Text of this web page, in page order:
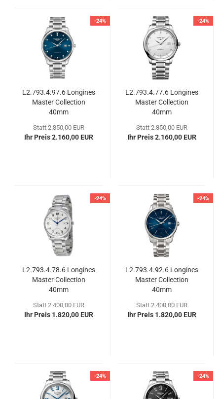
-24%
L2.793.4.97.6 Lon­gi­nes
Mas­ter Coll­ec­tion
40mm
Statt 2.850,00 EUR
Ihr Preis 2.160,00 EUR
-24%
L2.793.4.77.6 Lon­gi­nes
Mas­ter Coll­ec­tion
40mm
Statt 2.850,00 EUR
Ihr Preis 2.160,00 EUR
-24%
L2.793.4.78.6 Lon­gi­nes
Mas­ter Coll­ec­tion
40mm
Statt 2.400,00 EUR
Ihr Preis 1.820,00 EUR
-24%
L2.793.4.92.6 Lon­gi­nes
Mas­ter Coll­ec­tion
40mm
Statt 2.400,00 EUR
Ihr Preis 1.820,00 EUR
-24% -24%